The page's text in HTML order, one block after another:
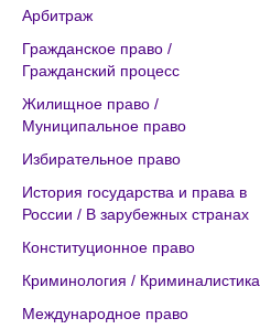
Арбитраж
Гражданское право /
Гражданский процесс
Жилищное право /
Муниципальное право
Избирательное право
История государства и права в
России / В зарубежных странах
Конституционное право
Криминология / Криминалистика
Международное право